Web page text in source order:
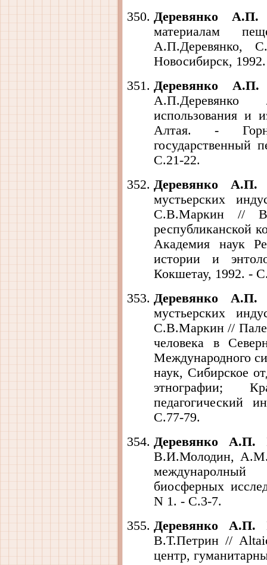
Деревянко А.П.
материалам
А.П.Деревянко,
Новосибирск,
Деревянко А.П.
использования и
Алтая. - Горно-
государственный
С.21-22.
Деревянко А.П.
мустьерских
С.В.Маркин //
республиканской
Академия наук
истории и
Кокшетау, 1992. -
Деревянко А.П.
мустьерских
С.В.Маркин //
человека в
Международного
наук, Сибирское
этнографии;
педагогический
С.77-79.
Деревянко А.П.
В.И.Молодин,
биосферных
N 1. - С.3-7.
Деревянко А.П.
В.Т.Петрин //
центр,